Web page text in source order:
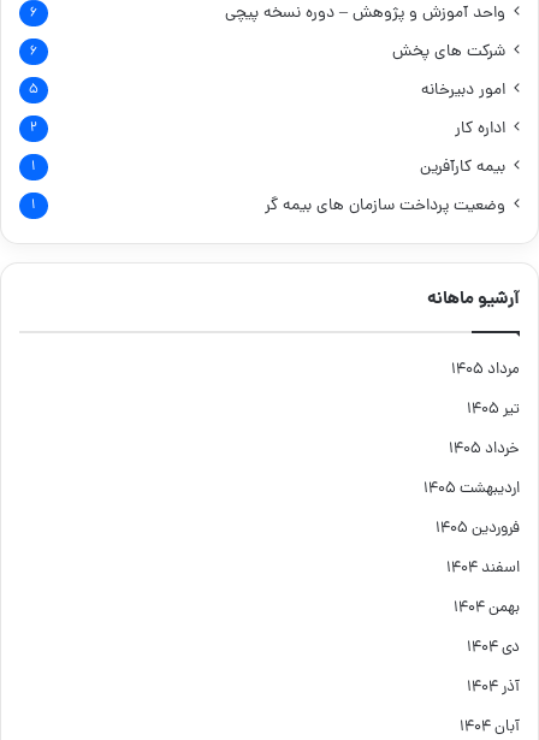
واحد آموزش و پژوهش – دوره نسخه پیچی ۶
شرکت های پخش ۶
امور دبیرخانه ۵
اداره کار ۲
بیمه کارآفرین ۱
وضعیت پرداخت سازمان های بیمه گر ۱
آرشیو ماهانه
مرداد ۱۴۰۵
تیر ۱۴۰۵
خرداد ۱۴۰۵
اردیبهشت ۱۴۰۵
فروردین ۱۴۰۵
اسفند ۱۴۰۴
بهمن ۱۴۰۴
دی ۱۴۰۴
آذر ۱۴۰۴
آبان ۱۴۰۴